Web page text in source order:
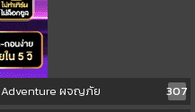
Adventure ผจญภัย
307